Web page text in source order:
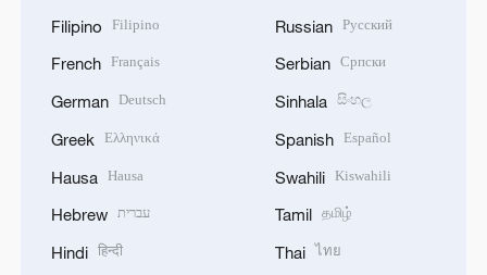
Filipino Filipino
French Français
German Deutsch
Greek Ελληνικά
Hausa Hausa
Hebrew עברית
Hindi हिन्दी
Russian Русский
Serbian Српски
Sinhala සිංහල
Spanish Español
Swahili Kiswahili
Tamil தமிழ்
Thai ไทย